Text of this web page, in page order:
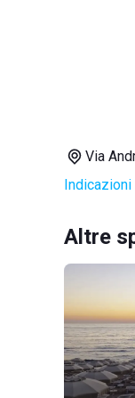
Via
Indicazioni
Altre